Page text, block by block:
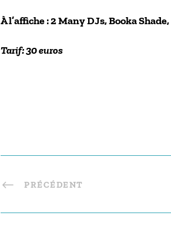
À l’affiche : 2 Many DJs, Booka
Tarif: 30 euros
PRÉCÉDENT